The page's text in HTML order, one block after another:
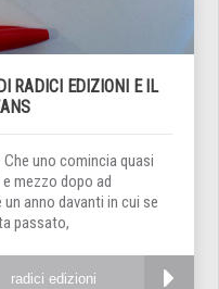
RADICI EDIZIONI E IL
uno comincia quasi
mezzo dopo ad
anno davanti in cui se
passato,
radici edizioni